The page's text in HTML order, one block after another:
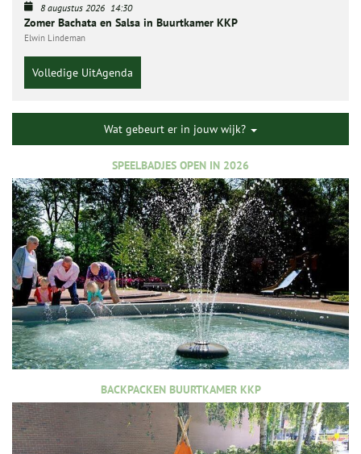
8 augustus 2026 14:30
Zomer Bachata en Salsa in Buurtkamer KKP
Elwin Lindeman
Volledige UitAgenda
Wat gebeurt er in jouw wijk?
SPEELBADJES OPEN IN 2026
BACKPACKEN BUURTKAMER KKP